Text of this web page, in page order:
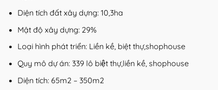
Diện tích đất xây dựng: 10,3ha
Mật độ xây dựng: 29%
Loại hình phát triển: Liền kề, biệt thự,shophouse
Quy mô dự án: 339 lô biệt thự,liền kề, shophouse
Diện tích: 65m2 – 350m2